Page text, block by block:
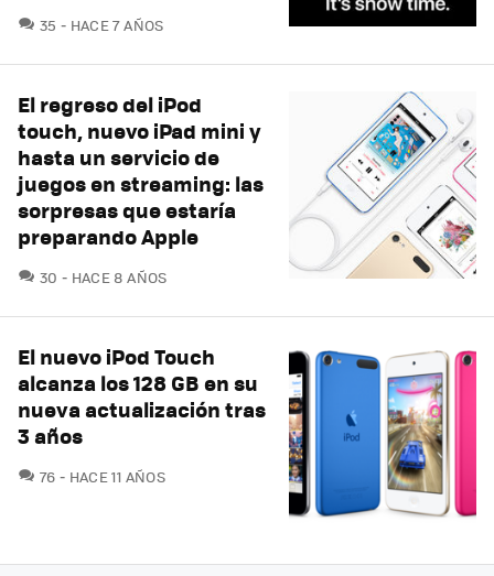
35 COMENTARIOS
HACE 7 AÑOS
El regreso del iPod
touch, nuevo iPad mini y
hasta un servicio de
juegos en streaming: las
sorpresas que estaría
preparando Apple
30 COMENTARIOS
HACE 8 AÑOS
El nuevo iPod Touch
alcanza los 128 GB en su
nueva actualización tras
3 años
76 COMENTARIOS
HACE 11 AÑOS